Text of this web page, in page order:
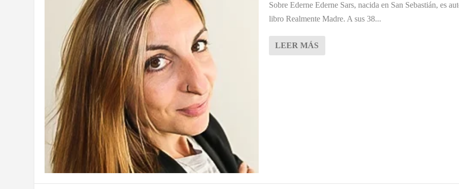
Sobre Ederne Ederne Sars, nacida en San Sebastián, es
libro Realmente Madre. A sus 38...
LEER MÁS